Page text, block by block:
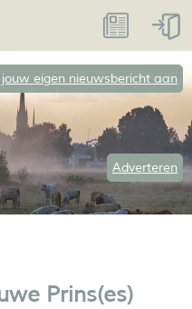
jouw eigen nieuwsbericht aan
Adverteren
Prins(es)